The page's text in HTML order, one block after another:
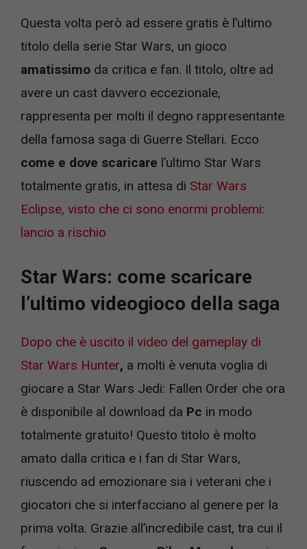
Questa volta però ad essere gratis è l’ultimo
titolo della serie Star Wars, un gioco
amatissimo da critica e fan. Il titolo, oltre ad
avere un cast davvero eccezionale,
rappresenta per molti il degno rappresentante
della famosa saga di Guerre Stellari. Ecco
come e dove scaricare l’ultimo Star Wars
totalmente gratis, in attesa di Star Wars
Eclipse, visto che ci sono enormi problemi:
lancio a rischio
Star Wars: come scaricare
l’ultimo videogioco della saga
Dopo che è uscito il video del gameplay di
Star Wars Hunter, a molti è venuta voglia di
giocare a Star Wars Jedi: Fallen Order che ora
è disponibile al download da Pc in modo
totalmente gratuito! Questo titolo è molto
amato dalla critica e i fan di Star Wars,
riuscendo ad emozionare sia i veterani che i
giocatori che si interfacciano al genere per la
prima volta. Grazie all’incredibile cast, tra cui il